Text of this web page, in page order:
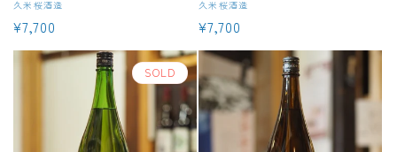
販
売
久米桜酒造
通
常
¥7,700
販
売
久米桜酒造
通
常
格
¥7,700
SOLD